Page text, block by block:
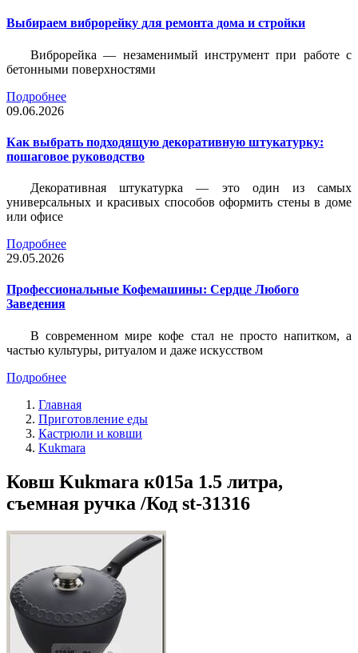
Выбираем виброрейку для ремонта дома и стройки
Виброрейка — незаменимый инструмент при работе с
бетонными поверхностями
Подробнее
09.06.2026
Как выбрать подходящую декоративную штукатурку:
пошаговое руководство
Декоративная штукатурка — это один из самых
универсальных и красивых способов оформить стены в доме
или офисе
Подробнее
29.05.2026
Профессиональные Кофемашины: Сердце Любого
Заведения
В современном мире кофе стал не просто напитком, а
частью культуры, ритуалом и даже искусством
Подробнее
Главная
Приготовление еды
Кастрюли и ковши
Kukmara
Ковш Kukmara к015а 1.5 литра,
съемная ручка /Код st-31316